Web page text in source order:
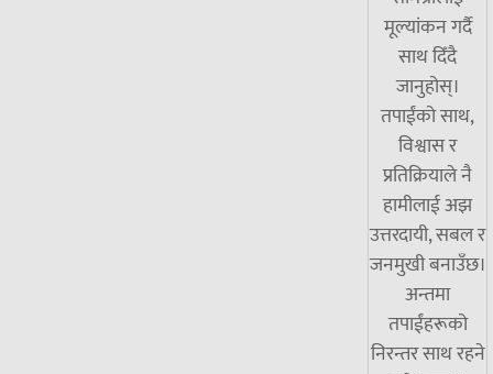
मूल्यांकन गर्दै
साथ दिँदै
जानुहोस्।
तपाईंको साथ,
विश्वास र
प्रतिक्रियाले नै
हामीलाई अझ
उत्तरदायी, सबल र
जनमुखी बनाउँछ।
अन्तमा
तपाईंहरूको
निरन्तर साथ रहने